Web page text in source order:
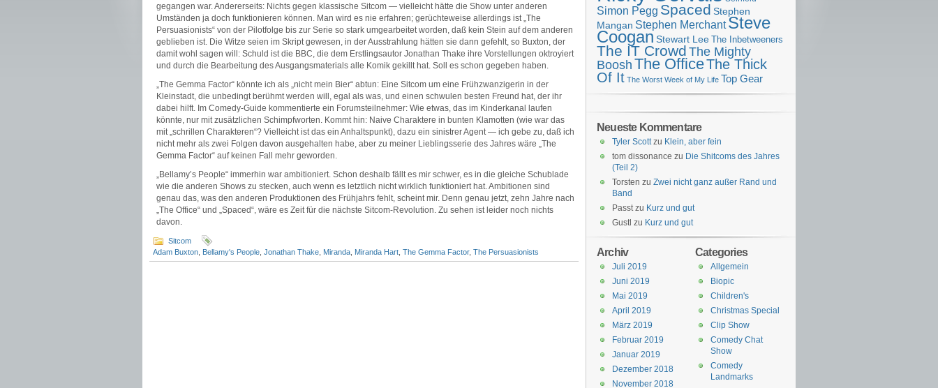
gegangen war. Andererseits: Nichts gegen klassische Sitcom — vielleicht hätte die Show unter anderen
Umständen ja doch funktionieren können. Man wird es nie erfahren; gerüchteweise allerdings ist „The
Persuasionists“ von der Pilotfolge bis zur Serie so stark umgearbeitet worden, daß kein Stein auf dem anderen
geblieben ist. Die Witze seien im Skript gewesen, in der Ausstrahlung hätten sie dann gefehlt, so Buxton, der
damit wohl sagen will: Schuld ist die BBC, die dem Erstlingsautor Jonathan Thake ihre Vorstellungen oktroyiert
und durch die Bearbeitung des Ausgangsmaterials alle Komik gekillt hat. Soll es schon gegeben haben.
„The Gemma Factor“ könnte ich als „nicht mein Bier“ abtun: Eine Sitcom um eine Frühzwanzigerin in der
Kleinstadt, die unbedingt berühmt werden will, egal als was, und einen schwulen besten Freund hat, der ihr
dabei hilft. Im Comedy-Guide kommentierte ein Forumsteilnehmer: Wie etwas, das im Kinderkanal laufen
könnte, nur mit zusätzlichen Schimpfworten. Kommt hin: Naive Charaktere in bunten Klamotten (wie war das
mit „schrillen Charakteren“? Vielleicht ist das ein Anhaltspunkt), dazu ein sinistrer Agent — ich gebe zu, daß ich
nicht mehr als zwei Folgen davon ausgehalten habe, aber zu meiner Lieblingsserie des Jahres wäre „The
Gemma Factor“ auf keinen Fall mehr geworden.
„Bellamy’s People“ immerhin war ambitioniert. Schon deshalb fällt es mir schwer, es in die gleiche Schublade
wie die anderen Shows zu stecken, auch wenn es letztlich nicht wirklich funktioniert hat. Ambitionen sind
genau das, was den anderen Produktionen des Frühjahrs fehlt, scheint mir. Denn genau jetzt, zehn Jahre nach
„The Office“ und „Spaced“, wäre es Zeit für die nächste Sitcom-Revolution. Zu sehen ist leider noch nichts
davon.
Sitcom
Adam Buxton Bellamy's People Jonathan Thake Miranda Miranda Hart The Gemma Factor, The Persuasionists
Simon Pegg Spaced Stephen
Mangan Stephen Merchant Steve
CooganStewart Lee The Inbetweeners
The IT Crowd The Mighty
Boosh The OfficeThe Thick
Of It The Worst Week of My Life Top Gear
Neueste Kommentare
Tyler Scottzu Klein, aber fein
tom dissonance zu Die Shitcoms des Jahres
(Teil 2)
Torsten zu Zwei nicht ganz außer Rand und
Band
Passtzu Kurz und gut
Gustl zu Kurz und gut
Categories
Allgemein
Biopic
Children's
Christmas Special
Clip Show
Comedy Chat
Show
Comedy
Landmarks
Archiv
Juli 2019
Juni 2019
Mai 2019
April 2019
März 2019
Februar 2019
Januar 2019
Dezember 2018
November 2018